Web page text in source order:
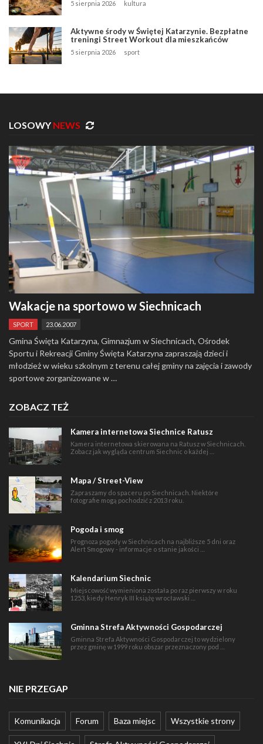
5 sierpnia 2026 kultura
Aktywne środy w Świętej Katarzynie. Bezpłatne
treningi Street Workout dla mieszkańców
5 sierpnia 2026 sport
LOSOWY NEWS
Wakacje na sportowo w Siechnicach
SPORT 23.06.2007
Gmina Święta Katarzyna, Gimnazjum w Siechnicach, Ośrodek
Sportu i Rekreacji Gminy Święta Katarzyna zapraszają dzieci i
młodzież w wieku szkolnym z terenu całej gminy na zajęcia i zawody
sportowe zorganizowane w …
ZOBACZ TEŻ
Kamera internetowa Siechnice Ratusz
Kamera internetowa skierowana na Ratusz w Siechnicach.
Zobacz jak wygląda centrum Siechnic o każdej …
Mapa / Street-View
Zapraszamy do spaceru po Siechnicach. Niektóre
fotografie mogą pochodzić z 2013 roku.
Pogoda i smog
Prognoza pogody w Siechnicach na najbliższe 5 dni oraz
Alert Smogowy - informacje o stanie jakości …
Kalendarium Siechnic
Miejscowość wymieniona została po raz pierwszy w roku
1253, kiedy Henryk III książę wrocławski …
Gminna Strefa Aktywności Gospodarczej
Gminna Strefa Aktywności Gospodarczej to wydzielony
przez gminę w 1999 roku obszar przeznaczony pod …
NIE PRZEGAP
Komunikacja Forum Baza miejsc Wszystkie strony